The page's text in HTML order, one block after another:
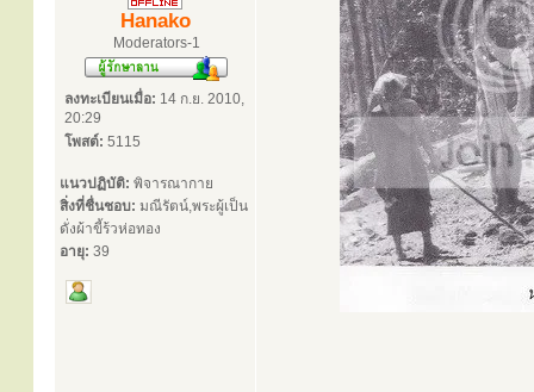
Hanako
Moderators-1
ลงทะเบียนเมื่อ: 14 ก.ย. 2010,
20:29
โพสต์: 5115
แนวปฏิบัติ: พิจารณากาย
สิ่งที่ชื่นชอบ: มณีรัตน์,พระผู้เป็น
ดั่งผ้าขี้ร้วห่อทอง
อายุ: 39